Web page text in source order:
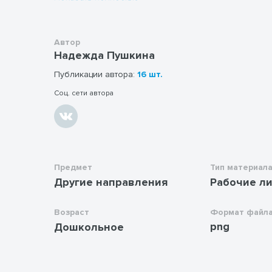
Автор
Надежда Пушкина
Публикации автора: 16 шт.
Соц. сети автора
Предмет
Другие направления
Возраст
Дошкольное
Тип материала
Рабочие
Формат файла
png